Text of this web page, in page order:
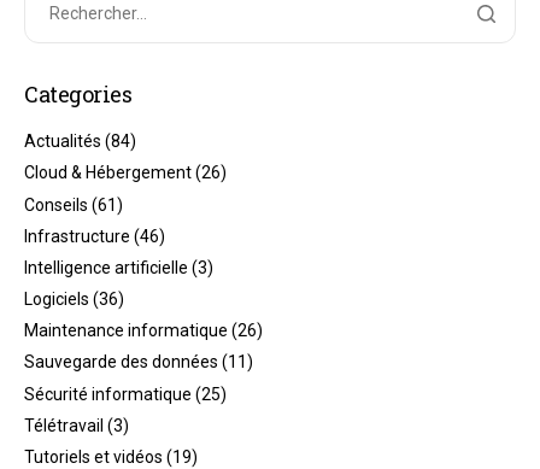
Categories
Actualités (84)
Cloud & Hébergement(26)
Conseils (61)
Infrastructure (46)
Intelligence artificielle (3)
Logiciels (36)
Maintenance informatique (26)
Sauvegarde des données (11)
Sécurité informatique (25)
Télétravail (3)
Tutoriels et vidéos (19)